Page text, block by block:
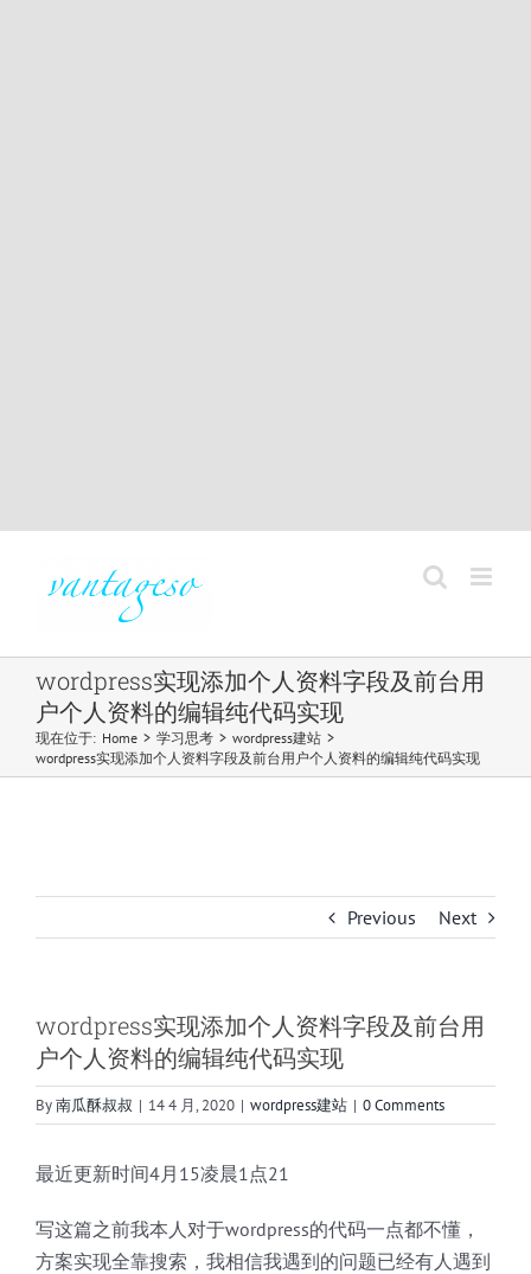
wordpress实现添加个人资料字段及前台用
户个人资料的编辑纯代码实现
现在位于: Home > 学习思考 > wordpress建站 >
wordpress实现添加个人资料字段及前台用户个人资料的编辑纯代码实现
Previous Next
wordpress实现添加个人资料字段及前台用
户个人资料的编辑纯代码实现
By南瓜酥叔叔 | 14 4 月, 2020 | wordpress建站 | 0 Comments
最近更新时间4月15凌晨1点21
写这篇之前我本人对于wordpress的代码一点都不懂，
方案实现全靠搜索，我相信我遇到的问题已经有人遇到